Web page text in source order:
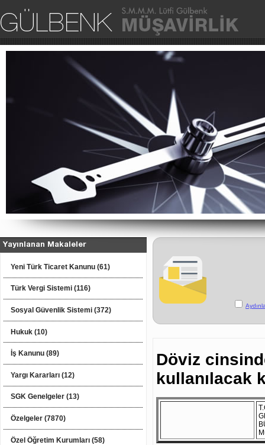
Ana
Yayınlanan Makaleler
Yeni Türk Ticaret Kanunu (61)
Türk Vergi Sistemi (116)
Sosyal Güvenlik Sistemi (372)
Hukuk (10)
İş Kanunu (89)
Yargı Kararları (12)
SGK Genelgeler (13)
Özelgeler (7870)
Özel Öğretim Kurumları (58)
Döviz
kullanılacak